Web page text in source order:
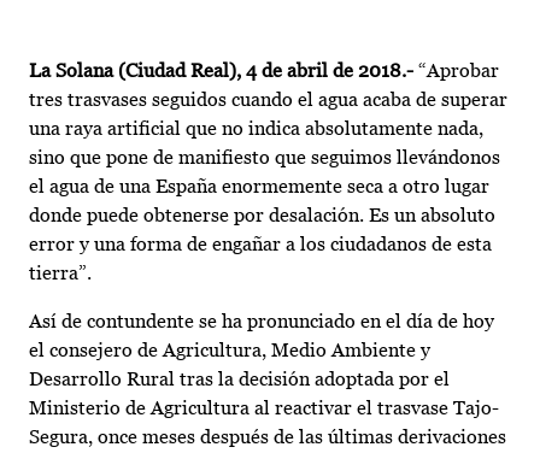
La Solana (Ciudad Real), 4 de abril de 2018.- “Aprobar
tres trasvases seguidos cuando el agua acaba de superar
una raya artificial que no indica absolutamente nada,
sino que pone de manifiesto que seguimos llevándonos
el agua de una España enormemente seca a otro lugar
donde puede obtenerse por desalación. Es un absoluto
error y una forma de engañar a los ciudadanos de esta
tierra”.
Así de contundente se ha pronunciado en el día de hoy
el consejero de Agricultura, Medio Ambiente y
Desarrollo Rural tras la decisión adoptada por el
Ministerio de Agricultura al reactivar el trasvase Tajo-
Segura, once meses después de las últimas derivaciones